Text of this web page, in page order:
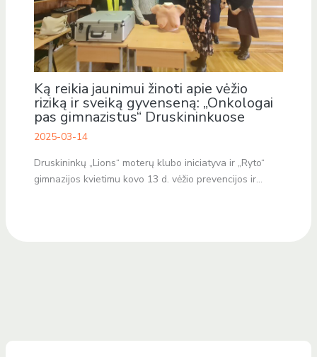
Ką reikia jaunimui žinoti apie vėžio
riziką ir sveiką gyvenseną: „Onkologai
pas gimnazistus“ Druskininkuose
2025-03-14
Druskininkų „Lions“ moterų klubo iniciatyva ir „Ryto“
gimnazijos kvietimu kovo 13 d. vėžio prevencijos ir…